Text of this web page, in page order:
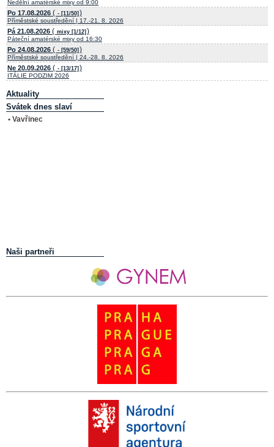
Nedělní amatérské mixy od 9:00
Po 17.08.2026 ( - [11/50] )
Příměstské soustředění | 17.-21. 8. 2026
Pá 21.08.2026 ( mixy [1/12] )
Páteční amatérské mixy od 16:30
Po 24.08.2026 ( - [59/50] )
Příměstské soustředění | 24.-28. 8. 2026
Ne 20.09.2026 ( - [13/17] )
ITÁLIE PODZIM 2026
Aktuality
Svátek dnes slaví
• Vavřinec
Naši partneři